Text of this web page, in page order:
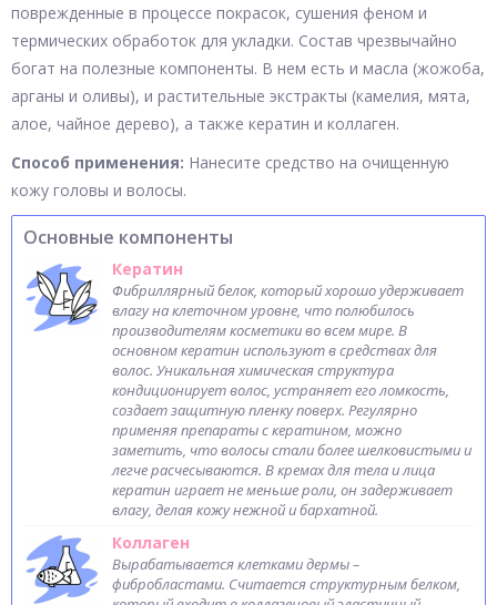
поврежденные в процессе покрасок, сушения феном и
термических обработок для укладки. Состав чрезвычайно
богат на полезные компоненты. В нем есть и масла (жожоба,
арганы и оливы), и растительные экстракты (камелия, мята,
алое, чайное дерево), а также кератин и коллаген.
Способ применения: Нанесите средство на очищенную
кожу головы и волосы.
Основные компоненты
Кератин
Фибриллярный белок, который хорошо удерживает
влагу на клеточном уровне, что полюбилось
производителям косметики во всем мире. В
основном кератин используют в средствах для
волос. Уникальная химическая структура
кондиционирует волос, устраняет его ломкость,
создает защитную пленку поверх. Регулярно
применяя препараты с кератином, можно
заметить, что волосы стали более шелковистыми и
легче расчесываются. В кремах для тела и лица
кератин играет не меньше роли, он задерживает
влагу, делая кожу нежной и бархатной.
Коллаген
Вырабатывается клетками дермы –
фибробластами. Считается структурным белком,